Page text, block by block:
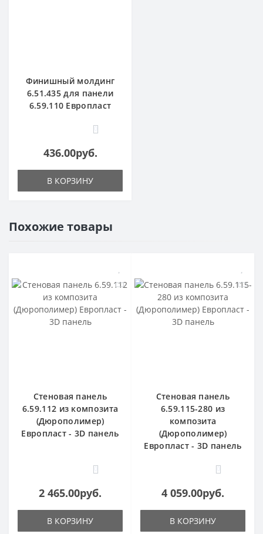
Финишный молдинг
6.51.435 для панели
6.59.110 Европласт
0
436.00руб.
В КОРЗИНУ
Похожие товары
Стеновая панель
6.59.112 из композита
(Дюрополимер)
Европласт - 3D панель
0
2 465.00руб.
В КОРЗИНУ
Стеновая панель
6.59.115-280 из
композита
(Дюрополимер)
Европласт - 3D панель
0
4 059.00руб.
В КОРЗИНУ